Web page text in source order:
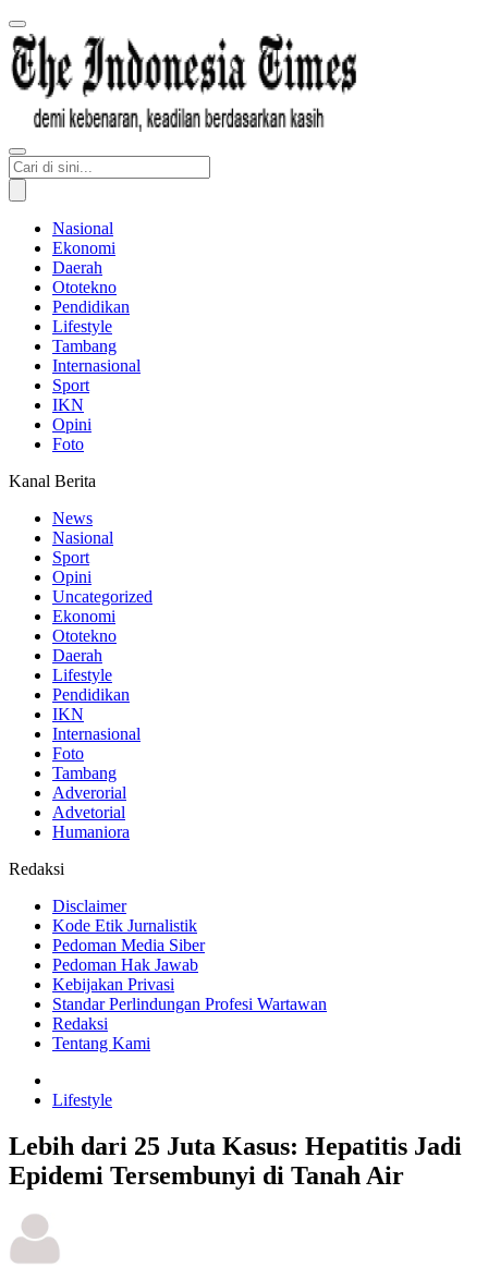
Nasional
Ekonomi
Daerah
Ototekno
Pendidikan
Lifestyle
Tambang
Internasional
Sport
IKN
Opini
Foto
Kanal Berita
News
Nasional
Sport
Opini
Uncategorized
Ekonomi
Ototekno
Daerah
Lifestyle
Pendidikan
IKN
Internasional
Foto
Tambang
Adverorial
Advetorial
Humaniora
Redaksi
Disclaimer
Kode Etik Jurnalistik
Pedoman Media Siber
Pedoman Hak Jawab
Kebijakan Privasi
Standar Perlindungan Profesi Wartawan
Redaksi
Tentang Kami
Lifestyle
Lebih dari 25 Juta Kasus: Hepatitis Jadi
Epidemi Tersembunyi di Tanah Air